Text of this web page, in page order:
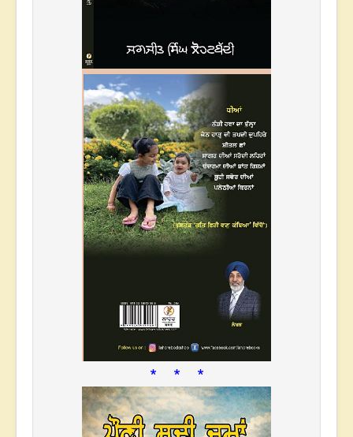
* * *